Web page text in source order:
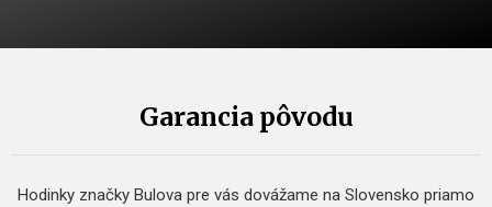
Garancia pôvodu
Hodinky značky Bulova pre vás dovážame na Slovensko priamo